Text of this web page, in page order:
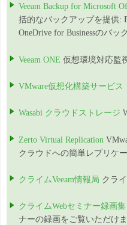
Veeam Backup for Microsoft
括的なバックアップを提供:
OneDrive for Businessのバッ
Veeam ONE 仮想環境対応監
VMware仮想化構築サービス
Wasabi クラウドストレージ
Zerto Virtual Replication
クラウドへの簡単レプリケ
クライムVeeam情報局 クラ
クライムWebセミナー録画集
ナーの録画をご覧いただけま